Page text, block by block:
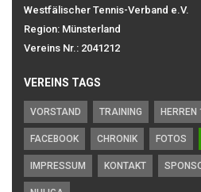
Westfälischer Tennis-Verband e.V.
Region: Münsterland
Vereins Nr.: 2041212
VEREINS TAGS
VORSTAND TRAINING HERREN 1
FACEBOOK CHRONIK FOTOS
IMPRESSUM KONTAKT